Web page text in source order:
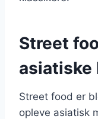
Street
asiatiske
Street food er
opleve asiatisk